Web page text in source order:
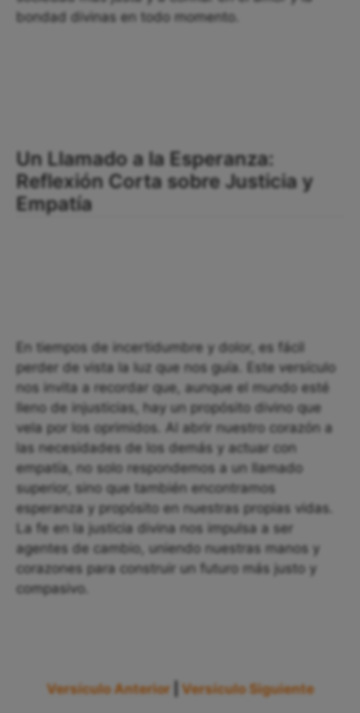
bondad divinas en todo momento.
Un Llamado a la Esperanza:
Reflexión Corta sobre Justicia y
Empatía
En tiempos de incertidumbre y dolor, es fácil
perder de vista la luz que nos guía. Este versículo
nos invita a recordar que, aunque el mundo esté
lleno de injusticias, hay un propósito divino que
vela por los oprimidos. Al abrir nuestro corazón a
las necesidades de los demás y actuar con
empatía, no solo respondemos a un llamado
superior, sino que también encontramos
esperanza y propósito en nuestras propias vidas.
La fe en la justicia divina nos impulsa a ser
agentes de cambio, uniendo nuestras manos y
corazones para construir un futuro más justo y
compasivo.
Versículo Anterior Versículo Siguiente